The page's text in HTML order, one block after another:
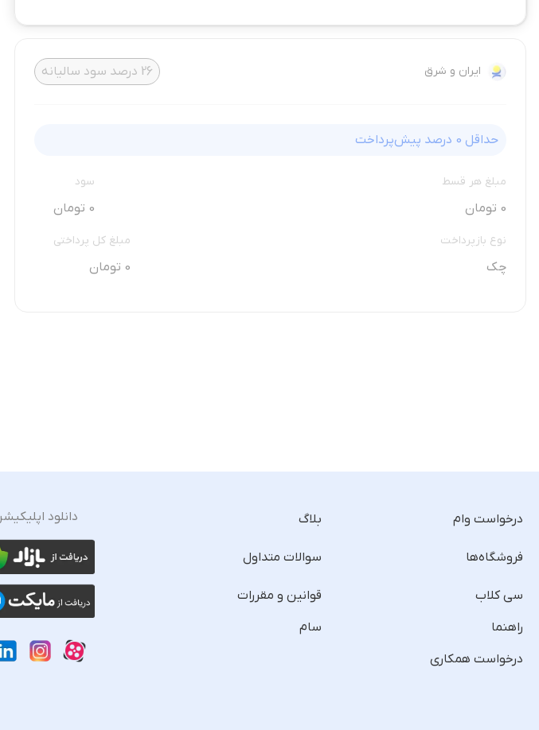
ایران و شرق 26 درصد سود سالیانه
حداقل 0 درصد پیش‌پرداخت
مبلغ هر قسط
0 تومان
سود
0 تومان
نوع بازپرداخت
چک
مبلغ کل پرداختی
0 تومان
درخواست وام
فروشگاه‌ها
سی کلاب
راهنما
درخواست همکاری
بلاگ
سوالات متداول
قوانین و مقررات
سام
دانلود